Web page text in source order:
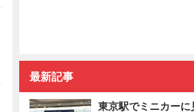
最新記事
東京駅でミニカー